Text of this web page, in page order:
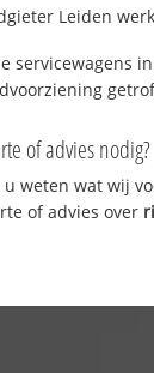
Leiden
servicewagens
of advies nodig?
u weten wat wij
of advies over